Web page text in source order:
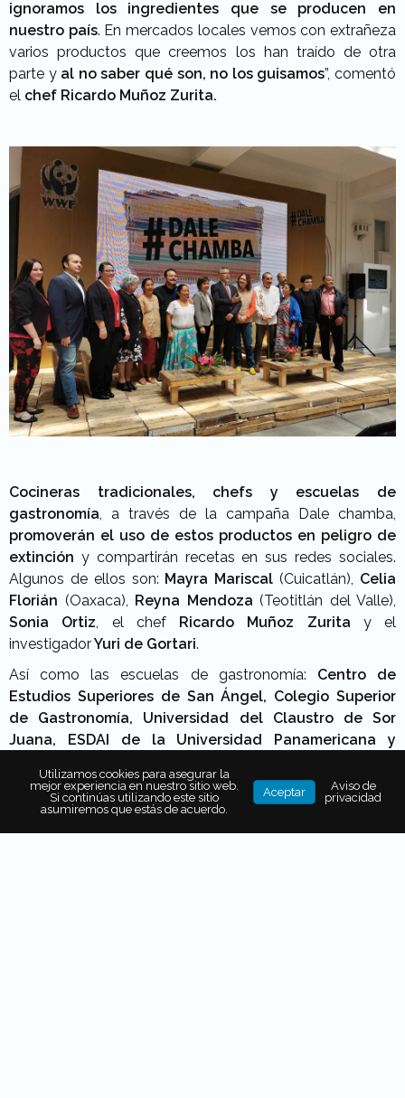
ignoramos los ingredientes que se producen en
nuestro país. En mercados locales vemos con extrañeza
varios productos que creemos los han traído de otra
parte y al no saber qué son, no los guisamos”, comentó
el chef Ricardo Muñoz Zurita.
Cocineras tradicionales, chefs y escuelas de
gastronomía, a través de la campaña Dale chamba,
promoverán el uso de estos productos en peligro de
extinción y compartirán recetas en sus redes sociales.
Algunos de ellos son: Mayra Mariscal (Cuicatlán), Celia
Florián (Oaxaca), Reyna Mendoza (Teotitlán del Valle),
Sonia Ortiz, el chef Ricardo Muñoz Zurita y el
investigadorYuri de Gortari.
Así como las escuelas de gastronomía: Centro de
Estudios Superiores de San Ángel, Colegio Superior
de Gastronomía, Universidad del Claustro de Sor
Juana, ESDAI de la Universidad Panamericana y
Utilizamos cookies para asegurar la
mejor experiencia en nuestro sitio web.
Si continúas utilizando este sitio
asumiremos que estás de acuerdo.
Aceptar
Aviso de
privacidad